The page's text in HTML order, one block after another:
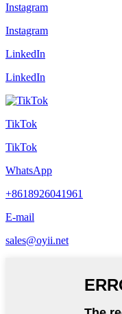
Instagram
Instagram
LinkedIn
LinkedIn
TikTok
TikTok
WhatsApp
+8618926041961
E-mail
sales@oyii.net